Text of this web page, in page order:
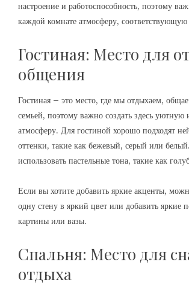
настроение и работоспособность, поэтому
каждой комнате атмосферу,
Гостиная: Место для
общения
Гостиная – это место, где мы отдыхаем,
семьей, поэтому важно создать здесь
атмосферу. Для гостиной хорошо подходят
оттенки, такие как бежевый, серый или
использовать пастельные тона, такие как
Если вы хотите добавить яркие акценты,
одну стену в яркий цвет или добавить яркие
картины или вазы.
Спальня: Место для
отдыха